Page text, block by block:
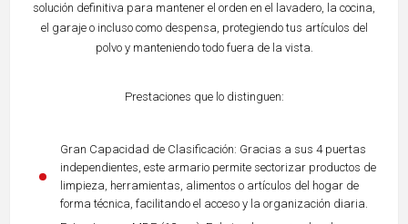
solución definitiva para mantener el orden en el lavadero, la cocina,
el garaje o incluso como despensa, protegiendo tus artículos del
polvo y manteniendo todo fuera de la vista.
Prestaciones que lo distinguen:
Gran Capacidad de Clasificación: Gracias a sus 4 puertas
independientes, este armario permite sectorizar productos de
limpieza, herramientas, alimentos o artículos del hogar de
forma técnica, facilitando el acceso y la organización diaria.